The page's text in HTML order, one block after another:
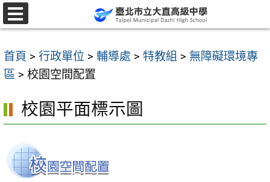
跳
至
要
內
區
首頁 > 行政單位 > 輔導處 > 特教組 > 無障礙環境專
區 > 校園空間配置
校園平面標示圖
選
單